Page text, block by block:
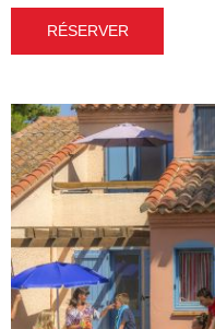
RÉSERVER